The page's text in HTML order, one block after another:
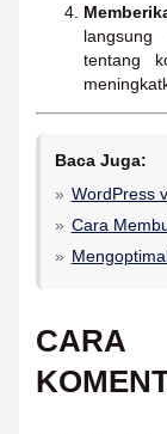
tentang
Baca Juga:
WordPress
Cara